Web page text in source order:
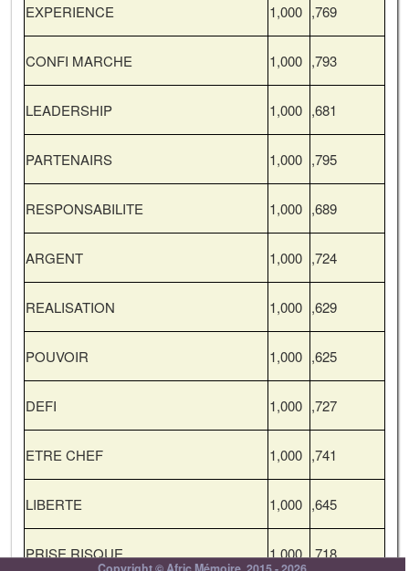
EXPERIENCE 1,000 ,769
CONFI MARCHE 1,000 ,793
LEADERSHIP 1,000 ,681
PARTENAIRS 1,000 ,795
RESPONSABILITE 1,000 ,689
ARGENT 1,000 ,724
REALISATION 1,000 ,629
POUVOIR 1,000 ,625
DEFI 1,000 ,727
ETRE CHEF 1,000 ,741
LIBERTE 1,000 ,645
PRISE RISQUE 1,000 ,718